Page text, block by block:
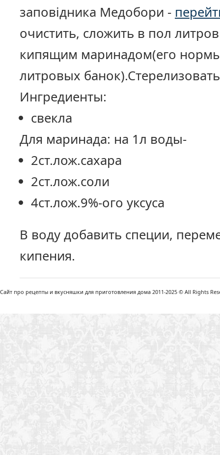
заповідника Медобори -
очистить, сложить в пол
кипящим маринадом(его
литровых
Ингредиенты:
свекла
Для маринада: на 1л воды-
2ст.лож.сахара
2ст.лож.соли
4ст.лож.9%-ого уксуса
В воду добавить специи,
кипения.
Сайт про рецепты и вкусняшки для приготовления дома 2011-2025 © All Rights